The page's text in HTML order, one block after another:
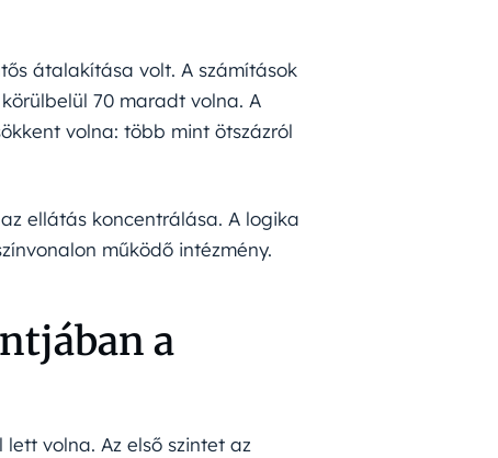
átalakítása volt. A számítások
70 maradt volna. A
volna: több mint ötszázról
ellátás koncentrálása. A logika
működő intézmény.
a
volna. Az első szintet az